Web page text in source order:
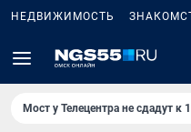
НЕДВИЖИМОСТЬ
Мост у Телецентра не сдадут к